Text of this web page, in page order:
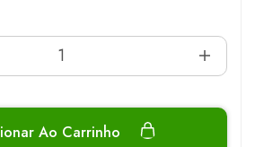
Ao Carrinho